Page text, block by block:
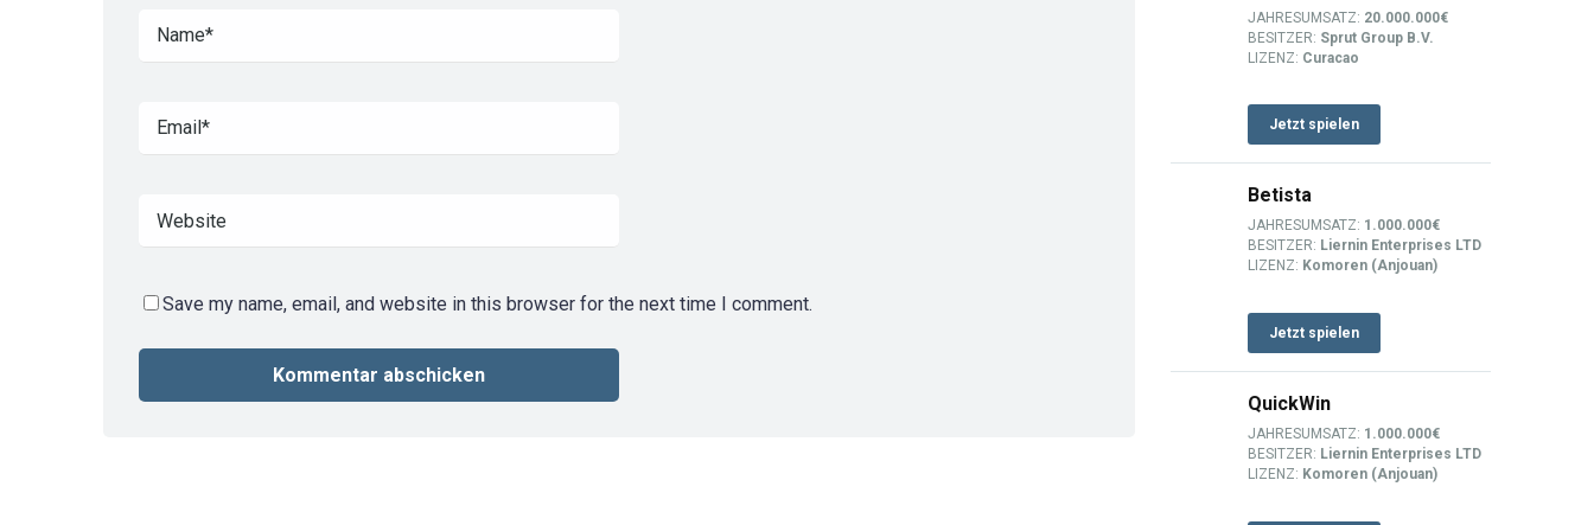
Save my name, email, and website in this browser for the next time I comment.
JAHRESUMSATZ: 20.000.000€
BESITZER: Sprut Group B.V.
LIZENZ: Curacao
Jetzt spielen
Betista
JAHRESUMSATZ: 1.000.000€
BESITZER: Liernin Enterprises LTD
LIZENZ: Komoren (Anjouan)
Jetzt spielen
QuickWin
JAHRESUMSATZ: 1.000.000€
BESITZER: Liernin Enterprises LTD
LIZENZ: Komoren (Anjouan)